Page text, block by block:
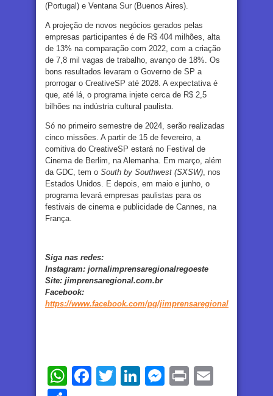
(Portugal) e Ventana Sur (Buenos Aires).
A projeção de novos negócios gerados pelas
empresas participantes é de R$ 404 milhões, alta
de 13% na comparação com 2022, com a criação
de 7,8 mil vagas de trabalho, avanço de 18%. Os
bons resultados levaram o Governo de SP a
prorrogar o CreativeSP até 2028. A expectativa é
que, até lá, o programa injete cerca de R$ 2,5
bilhões na indústria cultural paulista.
Só no primeiro semestre de 2024, serão realizadas
cinco missões. A partir de 15 de fevereiro, a
comitiva do CreativeSP estará no Festival de
Cinema de Berlim, na Alemanha. Em março, além
da GDC, tem o South by Southwest (SXSW) , nos
Estados Unidos. E depois, em maio e junho, o
programa levará empresas paulistas para os
festivais de cinema e publicidade de Cannes, na
França.
Siga nas redes:
Instagram: jornalimprensaregionalregoeste
Site: jimprensaregional.com.br
Facebook:
https://www.facebook.com/pg/jimprensaregional
WhatsApp
Facebook
TwitterLinkedIn
Messenger
Print